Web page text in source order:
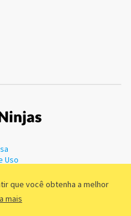
que você obtenha a melhor
mais
Uso